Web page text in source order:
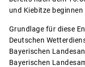
und Kiebitze
Grundlage für diese
Deutschen
Bayerischen
Bayerischen